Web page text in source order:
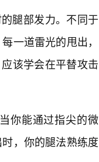
腿部发力。不同于
一道雷光的甩出，
该学会在平替攻击
你能通过指尖的微
，你的腿法熟练度